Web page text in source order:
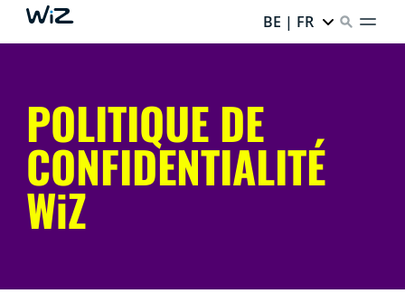
BE | FR
POLITIQUE DE
CONFIDENTIALITÉ
WiZ